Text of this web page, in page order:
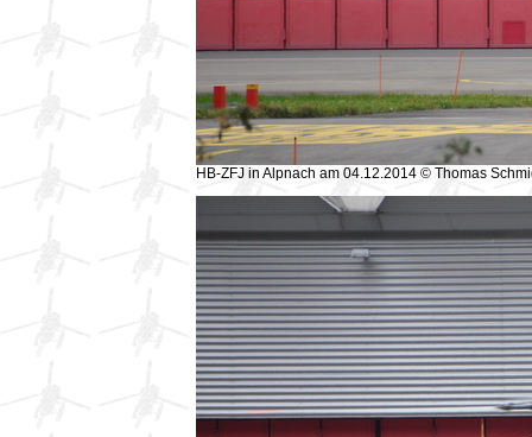
HB-ZFJ in Alpnach am 04.12.2014 © Thomas